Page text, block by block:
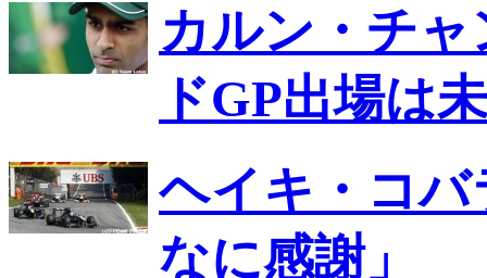
カルン・チ
ドGP出場は
ヘイキ・コ
なに感謝」